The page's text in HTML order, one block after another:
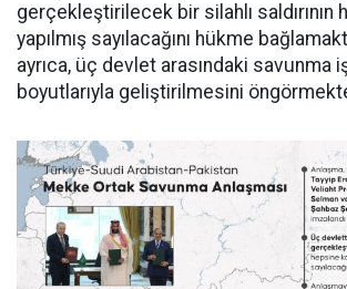
gerçekleştirilecek bir silahlı saldırının
yapılmış sayılacağını hükme
ayrıca, üç devlet arasındaki savunma
boyutlarıyla geliştirilmesini